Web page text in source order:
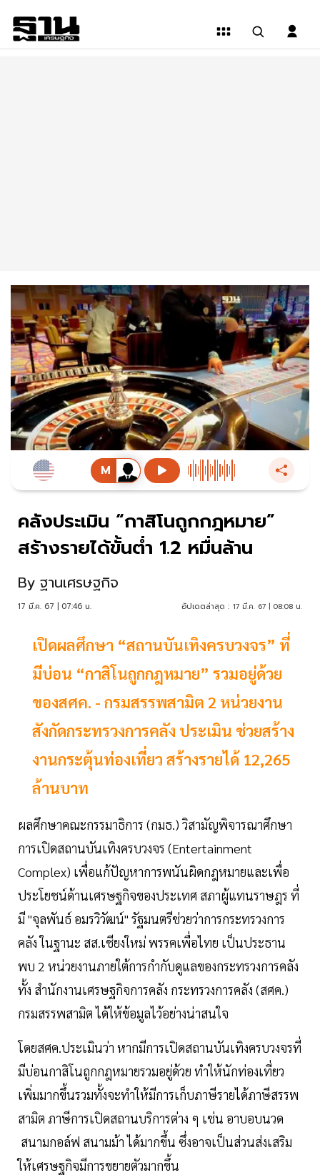
คลังประเมิน “กาสิโนถูกกฎหมาย”
สร้างรายได้ขั้นต่ำ 1.2 หมื่นล้าน
By ฐานเศรษฐกิจ
17 มี.ค. 67 | 07:46 น. อัปเดตล่าสุด : 17 มี.ค. 67 | 08:08 น.
เปิดผลศึกษา “สถานบันเทิงครบวงจร” ที่
มีบ่อน “กาสิโนถูกกฎหมาย” รวมอยู่ด้วย
ของสศค. - กรมสรรพสามิต 2 หน่วยงาน
สังกัดกระทรวงการคลัง ประเมิน ช่วยสร้าง
งานกระตุ้นท่องเที่ยว สร้างรายได้ 12,265
ล้านบาท
ผลศึกษาคณะกรรมาธิการ (กมธ.) วิสามัญพิจารณาศึกษา
การเปิดสถานบันเทิงครบวงจร (Entertainment
Complex) เพื่อแก้ปัญหาการพนันผิดกฎหมายและเพื่อ
ประโยชน์ด้านเศรษฐกิจของประเทศ สภาผู้แทนราษฎร ที่
มี "จุลพันธ์ อมรวิวัฒน์" รัฐมนตรีช่วยว่าการกระทรวงการ
คลัง ในฐานะ สส.เชียงใหม่ พรรคเพื่อไทย เป็นประธาน
พบ 2 หน่วยงานภายใต้การกำกับดูแลของกระทรวงการคลัง
ทั้ง สำนักงานเศรษฐกิจการคลัง กระทรวงการคลัง (สศค.)
กรมสรรพสามิต ได้ให้ข้อมูลไว้อย่างน่าสนใจ
โดยสศค.ประเมินว่า หากมีการเปิดสถานบันเทิงครบวงจรที่
มีบ่อนกาสิโนถูกกฎหมายรวมอยู่ด้วย ทำให้นักท่องเที่ยว
เพิ่มมากขึ้นรวมทั้งจะทำให้มีการเก็บภาษีรายได้ภาษีสรรพ
สามิต ภาษีการเปิดสถานบริการต่าง ๆ เช่น อาบอบนวด
สนามกอล์ฟ สนามม้า ได้มากขึ้น ซึ่งอาจเป็นส่วนส่งเสริม
ให้เศรษฐกิจมีการขยายตัวมากขึ้น